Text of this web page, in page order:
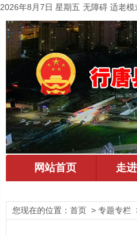
2026年8月7日 星期五 无障碍 适老模
您现在的位置： 首页 > 专题专栏